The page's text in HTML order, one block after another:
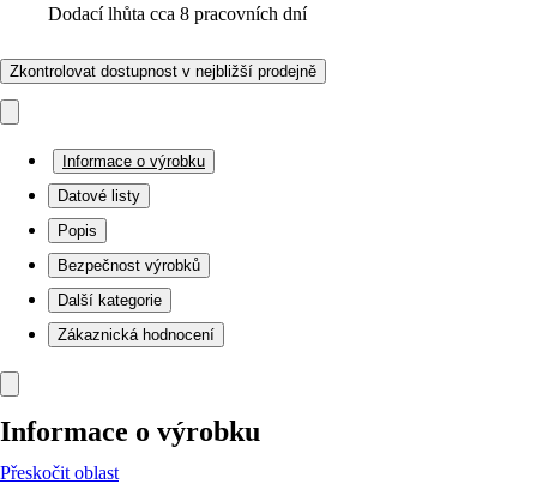
Dodací lhůta cca 8 pracovních dní
Zkontrolovat dostupnost v nejbližší prodejně
Informace o výrobku
Datové listy
Popis
Bezpečnost výrobků
Další kategorie
Zákaznická hodnocení
Informace o výrobku
Přeskočit oblast